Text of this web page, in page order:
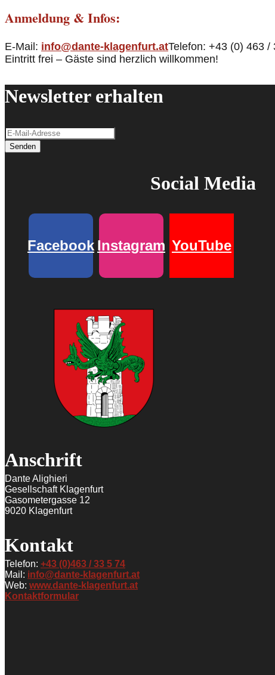
Anmeldung & Infos:
E-Mail: info@dante-klagenfurt.atTelefon: +43 (0) 463 /
Eintritt frei – Gäste sind herzlich willkommen!
Newsletter erhalten
Senden
Social Media
Facebook Instagram YouTube
Anschrift
Dante Alighieri
Gesellschaft Klagenfurt
Gasometergasse 12
9020 Klagenfurt
Kontakt
Telefon: +43 (0)463 / 33 5 74
Mail: info@dante-klagenfurt.at
Web: www.dante-klagenfurt.at
Kontaktformular